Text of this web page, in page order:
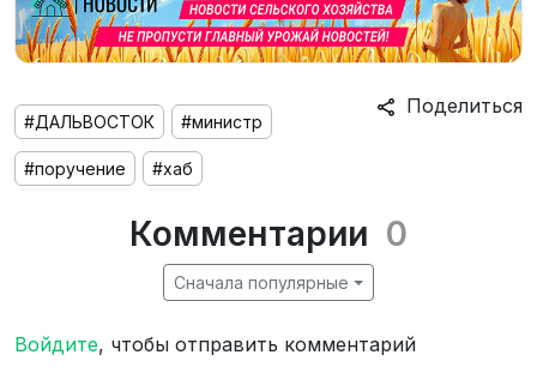
Поделиться
#ДАЛЬВОСТОК #министр
#поручение #хаб
Комментарии 0
Сначала популярные
Войдите, чтобы отправить комментарий